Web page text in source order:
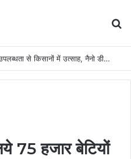
खाद, बीज और उर्वरकों की समय पर उपलब्धता से किसानों में उत्साह, नैनो डीएपी और नैनो यूरिया बने किसानों के भरोसेमंद कृषि साथी…..
75 हजार बेटियों